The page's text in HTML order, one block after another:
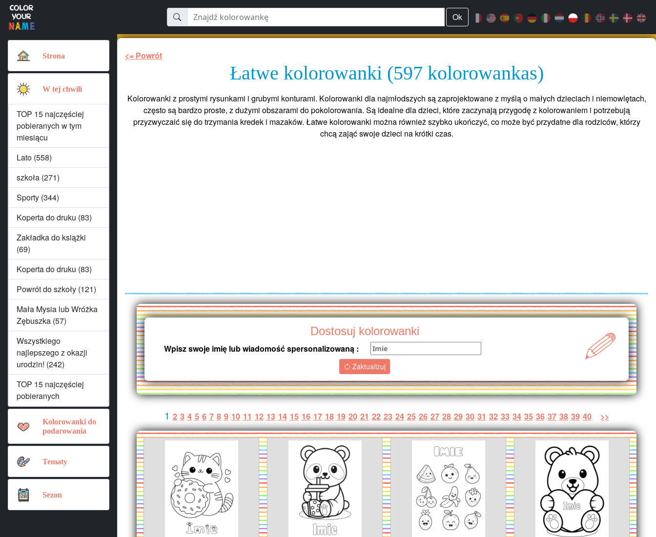
Strona
W tej chwili
TOP 15 najczęściej
pobieranych w tym
miesiącu
Lato (558)
szkoła (271)
Sporty (344)
Koperta do druku (83)
Zakładka do książki
(69)
Koperta do druku (83)
Powrót do szkoły (121)
Mała Mysia lub Wróżka
Zębuszka (57)
Wszystkiego
najlepszego z okazji
urodzin! (242)
TOP 15 najczęściej
pobieranych
Kolorowanki do
podarowania
Tematy
Sezon
Ok
<= Powrót
Łatwe kolorowanki (597 kolorowankas)
Kolorowanki z prostymi rysunkami i grubymi konturami. Kolorowanki dla najmłodszych są zaprojektowane z myślą o małych dzieciach i niemowlętach,
często są bardzo proste, z dużymi obszarami do pokolorowania. Są idealne dla dzieci, które zaczynają przygodę z kolorowaniem i potrzebują
przyzwyczaić się do trzymania kredek i mazaków. Łatwe kolorowanki można również szybko ukończyć, co może być przydatne dla rodziców, którzy
chcą zająć swoje dzieci na krótki czas.
Dostosuj kolorowanki
Wpisz swoje imię lub wiadomość spersonalizowaną :
Zaktualizuj
1 2 3 4 5 6 7 8 9 10 11 12 13 14 15 16 17 18 19 20 21 22 23 24 25 26 27 28 29 30 31 32 33 34 35 36 37 38 39 40 >>